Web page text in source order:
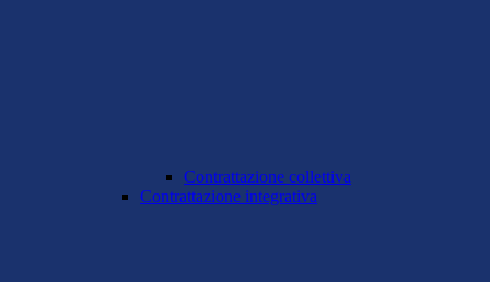
Contrattazione collettiva
Contrattazione integrativa